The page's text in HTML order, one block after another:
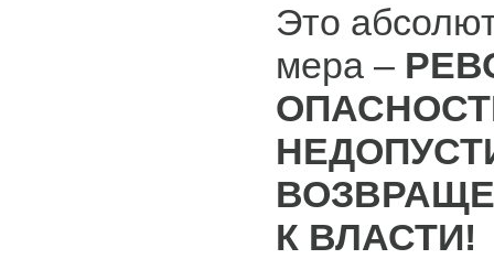
Это
мера –
К ВЛАСТИ!